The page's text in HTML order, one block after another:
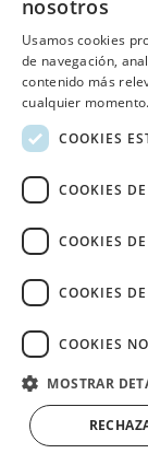
E-mail:
He leído y acepto
REBAJAS
nosotros
Usamos cookies
de navegación,
contenido más
cualquier momento.
COOKIES
COOKIES
COOKIES
COOKIES
COOKIES
MOSTRAR